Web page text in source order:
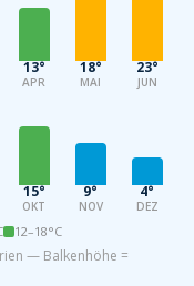
13°
APR
18°
MAI
23°
JUN
15°
OKT
9°
NOV
4°
DEZ
12–18°C
— Balkenhöhe =